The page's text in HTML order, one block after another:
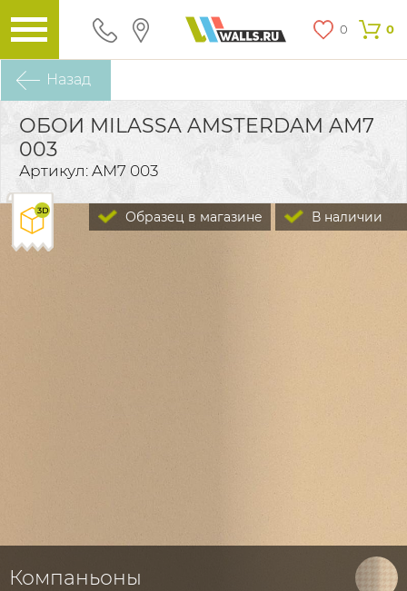
0 0
Назад
ОБОИ MILASSA AMSTERDAM AM7
003
Артикул: AM7 003
В наличии
Образец в магазине
Компаньоны